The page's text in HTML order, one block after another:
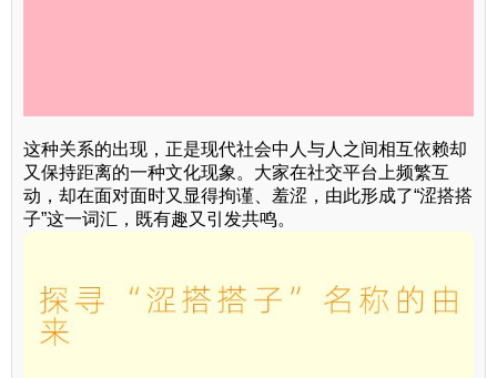
这种关系的出现，正是现代社会中人与人之间相互依赖却
又保持距离的一种文化现象。大家在社交平台上频繁互
动，却在面对面时又显得拘谨、羞涩，由此形成了“涩搭搭
子”这一词汇，既有趣又引发共鸣。